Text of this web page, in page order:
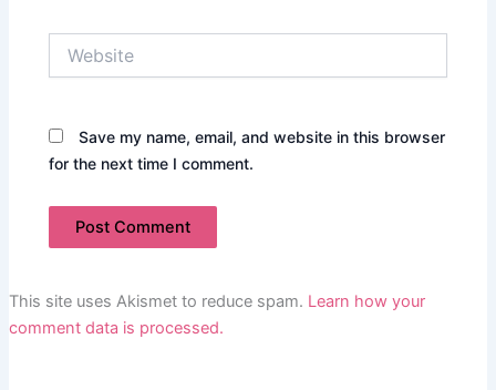
Save my name, email, and website in this browser
for the next time I comment.
This site uses Akismet to reduce spam. Learn how your
comment data is processed.